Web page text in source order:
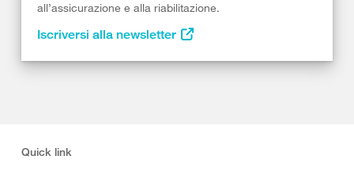
all’assicurazione e alla riabilitazione.
Iscriversi alla newsletter
Quick link